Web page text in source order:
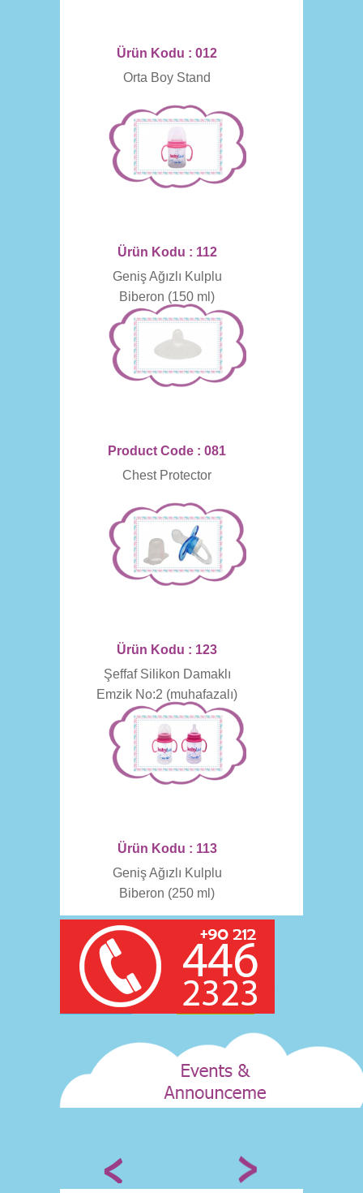
Ürün Kodu : 012
Orta Boy Stand
Ürün Kodu : 112
Geniş Ağızlı Kulplu
Biberon (150 ml)
Product Code : 081
Chest Protector
Ürün Kodu : 123
Şeffaf Silikon Damaklı
Emzik No:2 (muhafazalı)
Ürün Kodu : 113
Geniş Ağızlı Kulplu
Biberon (250 ml)